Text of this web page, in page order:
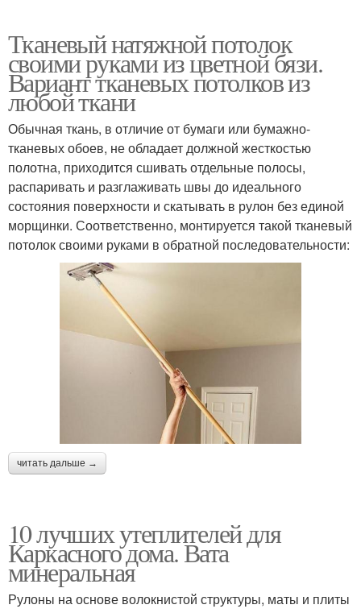
Тканевый натяжной потолок
своими руками из цветной бязи.
Вариант тканевых потолков из
любой ткани
Обычная ткань, в отличие от бумаги или бумажно-
тканевых обоев, не обладает должной жесткостью
полотна, приходится сшивать отдельные полосы,
распаривать и разглаживать швы до идеального
состояния поверхности и скатывать в рулон без единой
морщинки. Соответственно, монтируется такой тканевый
потолок своими руками в обратной последовательности:
читать дальше →
10 лучших утеплителей для
Каркасного дома. Вата
минеральная
Рулоны на основе волокнистой структуры, маты и плиты